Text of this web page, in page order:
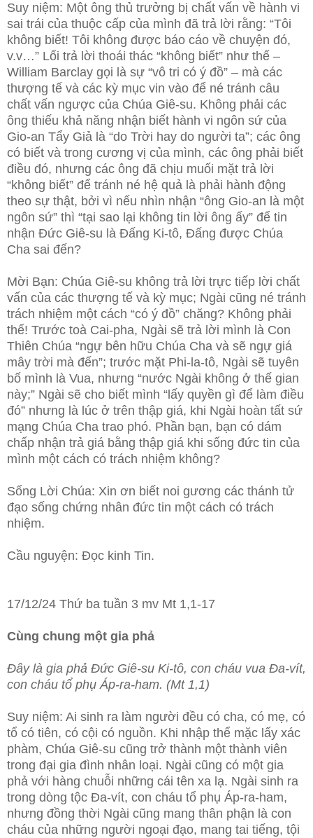
Suy niệm: Một ông thủ trưởng bị chất vấn về hành vi
sai trái của thuộc cấp của mình đã trả lời rằng: “Tôi
không biết! Tôi không được báo cáo về chuyện đó,
v.v…” Lối trả lời thoái thác “không biết” như thế –
William Barclay gọi là sự “vô tri có ý đồ” – mà các
thượng tế và các kỳ mục vin vào để né tránh câu
chất vấn ngược của Chúa Giê-su. Không phải các
ông thiếu khả năng nhận biết hành vi ngôn sứ của
Gio-an Tẩy Giả là “do Trời hay do người ta”; các ông
có biết và trong cương vị của mình, các ông phải biết
điều đó, nhưng các ông đã chịu muối mặt trả lời
“không biết” để tránh né hệ quả là phải hành động
theo sự thật, bởi vì nếu nhìn nhận “ông Gio-an là một
ngôn sứ” thì “tại sao lại không tin lời ông ấy” để tin
nhận Đức Giê-su là Đấng Ki-tô, Đấng được Chúa
Cha sai đến?
Mời Bạn: Chúa Giê-su không trả lời trực tiếp lời chất
vấn của các thượng tế và kỳ mục; Ngài cũng né tránh
trách nhiệm một cách “có ý đồ” chăng? Không phải
thế! Trước toà Cai-pha, Ngài sẽ trả lời mình là Con
Thiên Chúa “ngự bên hữu Chúa Cha và sẽ ngự giá
mây trời mà đến”; trước mặt Phi-la-tô, Ngài sẽ tuyên
bố mình là Vua, nhưng “nước Ngài không ở thế gian
này;” Ngài sẽ cho biết mình “lấy quyền gì để làm điều
đó” nhưng là lúc ở trên thập giá, khi Ngài hoàn tất sứ
mạng Chúa Cha trao phó. Phần bạn, bạn có dám
chấp nhận trả giá bằng thập giá khi sống đức tin của
mình một cách có trách nhiệm không?
Sống Lời Chúa: Xin ơn biết noi gương các thánh tử
đạo sống chứng nhân đức tin một cách có trách
nhiệm.
Cầu nguyện: Đọc kinh Tin.
17/12/24 Thứ ba tuần 3 mv Mt 1,1-17
Cùng chung một gia phả
Đây là gia phả Đức Giê-su Ki-tô, con cháu vua Đa-vít,
con cháu tổ phụ Áp-ra-ham. (Mt 1,1)
Suy niệm: Ai sinh ra làm người đều có cha, có mẹ, có
tổ có tiên, có cội có nguồn. Khi nhập thể mặc lấy xác
phàm, Chúa Giê-su cũng trở thành một thành viên
trong đại gia đình nhân loại. Ngài cũng có một gia
phả với hàng chuỗi những cái tên xa lạ. Ngài sinh ra
trong dòng tộc Đa-vít, con cháu tổ phụ Áp-ra-ham,
nhưng đồng thời Ngài cũng mang thân phận là con
cháu của những người ngoại đạo, mang tai tiếng, tội